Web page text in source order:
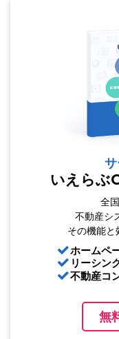
いえらぶ
全
不動産シ
その機能と
ホームペ
リーシン
不動産コ
無